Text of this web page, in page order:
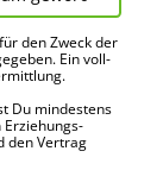
den Zweck der
Ein voll­
Du mindes­tens
Erziehungs­
den Vertrag